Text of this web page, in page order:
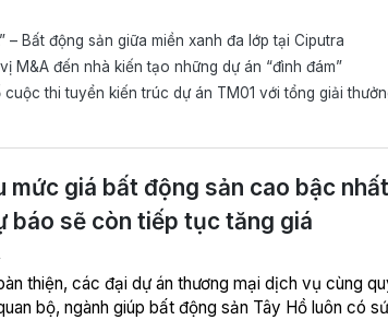
– Bất động sản giữa miền xanh đa lớp tại Ciputra
M&A đến nhà kiến tạo những dự án “đình đám”
cuộc thi tuyển kiến trúc dự án TM01 với tổng giải
mức giá bất động sản cao bậc nhất
báo sẽ còn tiếp tục tăng giá
thiện, các đại dự án thương mại dịch vụ cùng
bộ, ngành giúp bất động sản Tây Hồ luôn có